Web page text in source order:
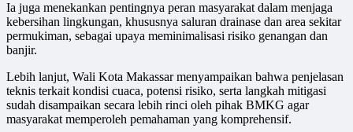
Ia juga menekankan pentingnya peran masyarakat dalam menjaga
kebersihan lingkungan, khususnya saluran drainase dan area sekitar
permukiman, sebagai upaya meminimalisasi risiko genangan dan
banjir.
Lebih lanjut, Wali Kota Makassar menyampaikan bahwa penjelasan
teknis terkait kondisi cuaca, potensi risiko, serta langkah mitigasi
sudah disampaikan secara lebih rinci oleh pihak BMKG agar
masyarakat memperoleh pemahaman yang komprehensif.